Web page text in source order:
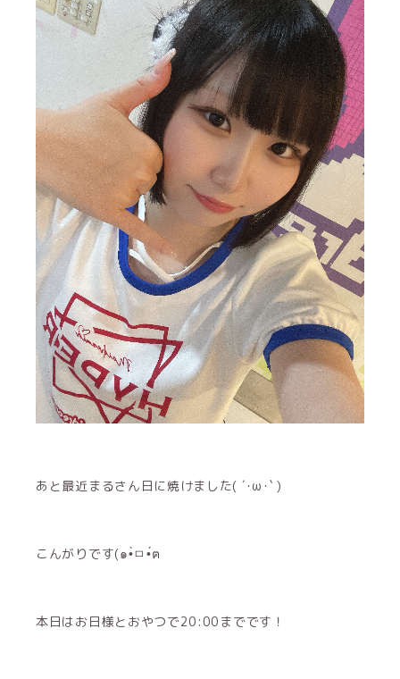
あと最近まるさん日に焼けました( ´･ω･` )
こんがりです(๑•̀ㅁ•́ฅ
本日はお日様とおやつで20:00までです！